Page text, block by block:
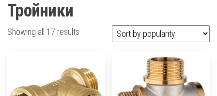
Тройники
Showing all 17 results